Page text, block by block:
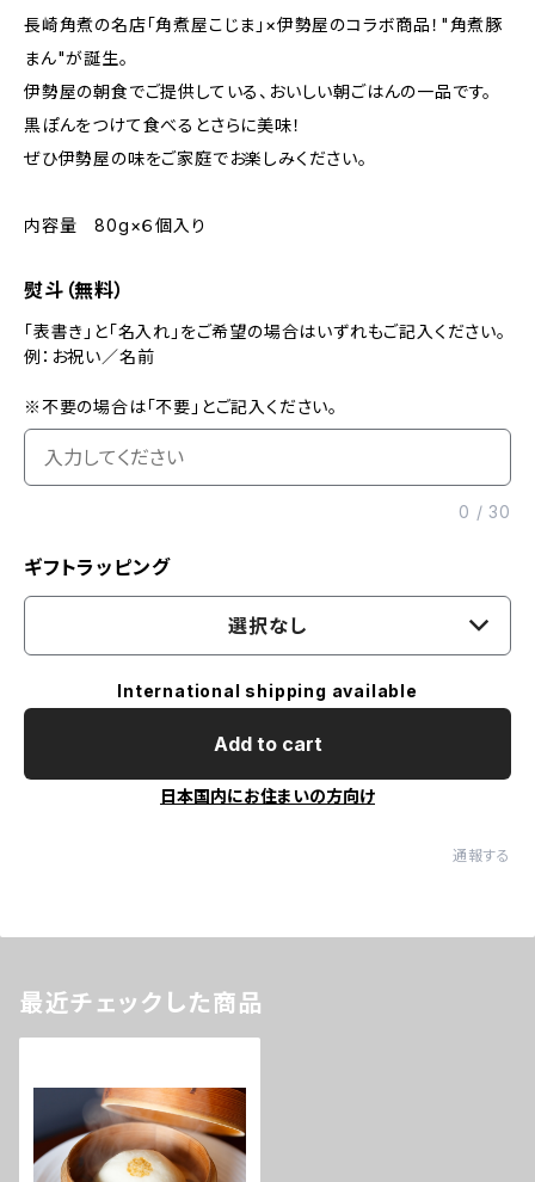
長崎角煮の名店「角煮屋こじま」×伊勢屋のコラボ商品！"角煮豚
まん"が誕生。
伊勢屋の朝食でご提供している、おいしい朝ごはんの一品です。
黒ぽんをつけて食べるとさらに美味！
ぜひ伊勢屋の味をご家庭でお楽しみください。
内容量 80g×６個入り
熨斗（無料）
「表書き」と「名入れ」をご希望の場合はいずれもご記入ください。
例：お祝い／名前
※不要の場合は「不要」とご記入ください。
0 /30
ギフトラッピング
選択なし
International shipping available
Add to cart
日本国内にお住まいの方向け
通報する
最近チェックした商品